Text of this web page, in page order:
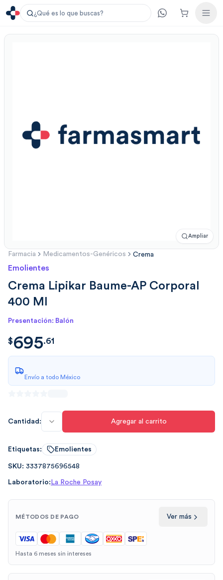
¿Qué es lo que buscas?
Ampliar
Farmacia Medicamentos-Genéricos Crema
Emolientes
Crema Lipikar Baume-AP Corporal
400 Ml
Presentación: Balón
$695.6166
$695.61
Envío a todo México
Cantidad: Agregar al carrito
Etiquetas: Emolientes
SKU: 3337875696548
Laboratorio: La Roche Posay
MÉTODOS DE PAGO Ver más
Hasta 6 meses sin intereses